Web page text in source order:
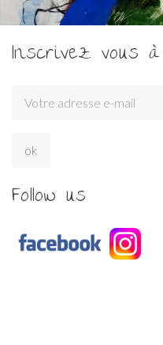
Inscrivez vous
Follow us